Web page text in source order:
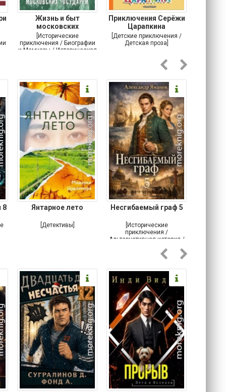
Жизнь и быт
московских
государей
[Исторические
приключения / Биографии
и Мемуары / Историческая
Приключения Серёжи
Царапкина
[Детские приключения /
Детская проза]
8 Янтарное лето
[Детективы]
Несгибаемый граф 5
[Исторические
приключения /
Альтернативная история /